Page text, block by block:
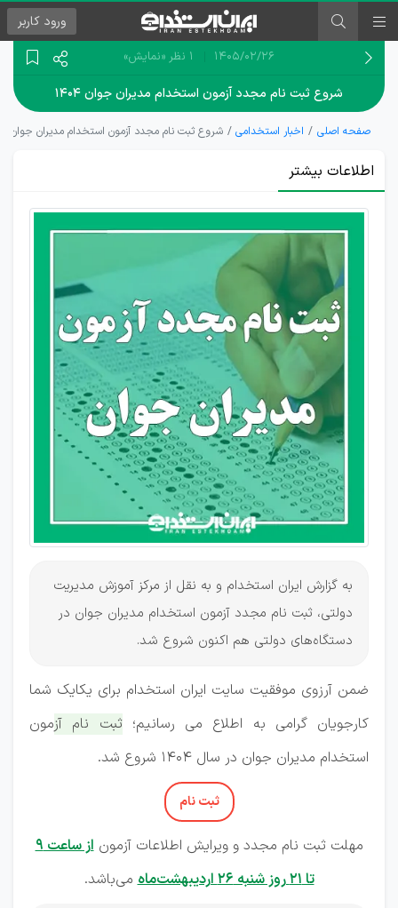
ورود کاربر
۱۴۰۵/۰۲/۲۶ 1 نظر «نمایش»
شروع ثبت نام مجدد آزمون استخدام مدیران جوان ۱۴۰۴
صفحه اصلی اخبار استخدامی شروع ثبت نام مجدد آزمون استخدام مدیران جوان ۱۴۰۴
اطلاعات بیشتر
ثبت نام
مجدد
استخدام
مدیران
جوان در
سال
1404
به گزارش ایران استخدام و به نقل از مرکز آموزش مدیریت
دولتی، ثبت نام مجدد آزمون استخدام مدیران جوان در
دستگاه‌های دولتی هم اکنون شروع شد.
ضمن آرزوی موفقیت سایت ایران استخدام برای یکایک شما
کارجویان گرامی به اطلاع می رسانیم؛ثبت نام آزمون
استخدام مدیران جوان در سال 1404 شروع شد.
ثبت نام
مهلت ثبت نام مجدد و ویرایش اطلاعات آزمون
از ساعت 9
تا 21 روز شنبه 26 اردیبهشت‌ماه
می‌باشد.